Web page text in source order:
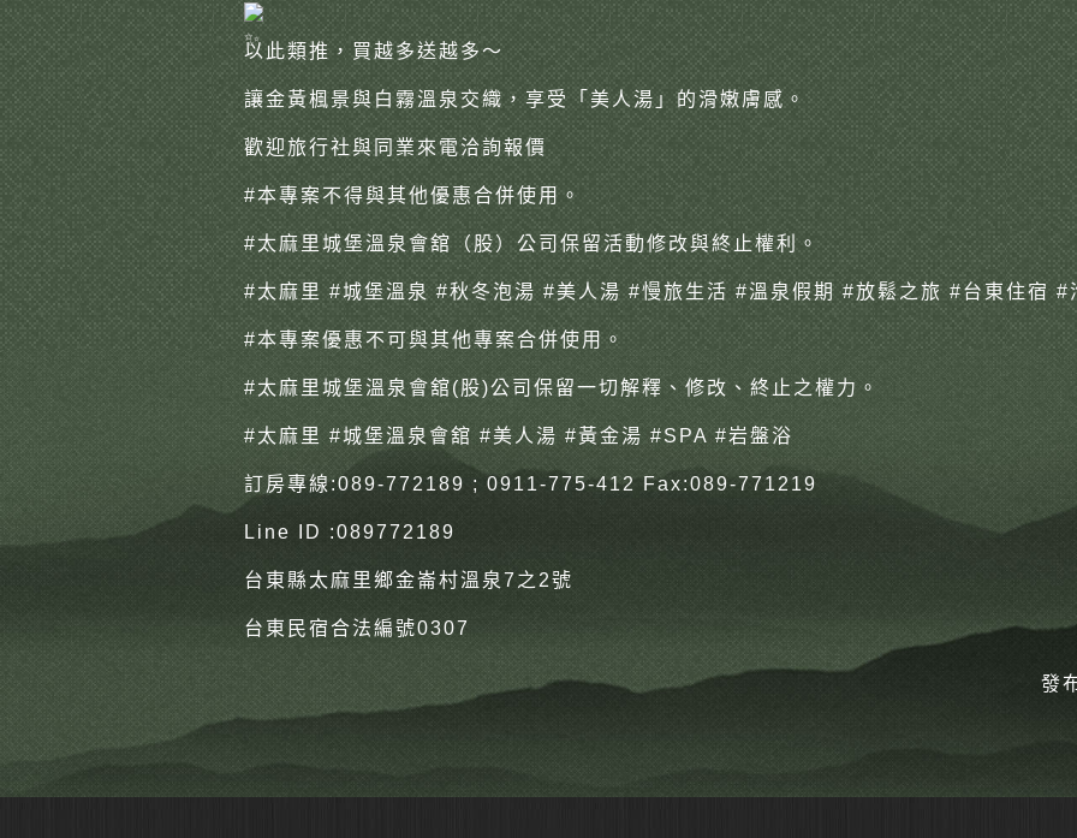
以此類推，買越多送越多～
讓金黃楓景與白霧溫泉交織，享受「美人湯」的滑嫩膚感。
歡迎旅行社與同業來電洽詢報價
#本專案不得與其他優惠合併使用 。
#太麻里城堡溫泉會舘 （股）公司保留活動修改與終止權利。
#太麻里 #城堡溫泉 #秋冬泡湯 #美人湯 #慢旅生活 #溫泉假期 #放鬆之旅 #台東住宿 #
#本專案優惠不可與其他專案合併使用 。
#太麻里城堡溫泉會舘(股)公司保留一切解釋、修改、終止之權力。
#太麻里 #城堡溫泉會舘 #美人湯 #黃金湯 #SPA #岩盤浴
訂房專線:089-772189 ; 0911-775-412 Fax:089-771219
Line ID :089772189
台東縣太麻里鄉金崙村溫泉7之2號
台東民宿合法編號0307
發